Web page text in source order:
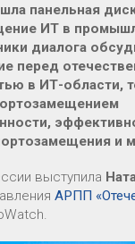
панельная
ИТ в
диалога
перед
в ИТ-области,
и
выступила
АРПП